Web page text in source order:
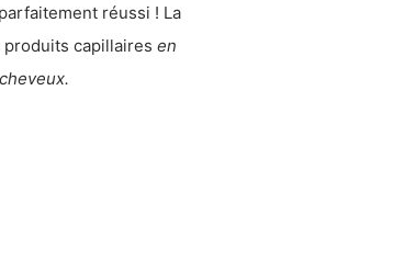
réussi ! La
capillaires en